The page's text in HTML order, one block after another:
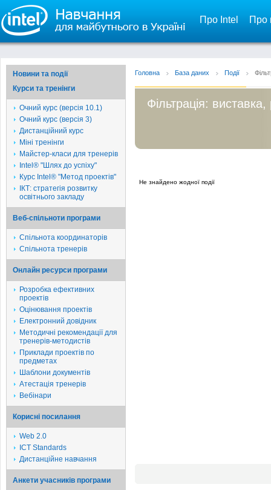
Про Intel Про
Новини та події
Курси та тренінги
Очний курс (версія 10.1)
Очний курс (версія 3)
Дистанційний курс
Міні тренінги
Майстер-класи для тренерів
Intel® "Шлях до успіху"
Курс Intel® "Метод проектів"
ІКТ: стратегія розвитку
освітнього закладу
Веб-спільноти програми
Спільнота координаторів
Спільнота тренерів
Онлайн ресурси програми
Розробка ефективних
проектів
Оцінювання проектів
Електронний довідник
Методичні рекомендації для
тренерів-методистів
Приклади проектів по
предметах
Шаблони документів
Атестація тренерів
Вебінари
Корисні посилання
Web 2.0
ICT Standards
Дистанційне навчання
Анкети учасників програми
Головна База даних Події
Фільтрація:
Не знайдено жодної події